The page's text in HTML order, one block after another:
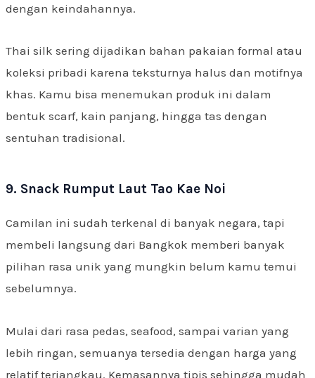
dengan keindahannya.
Thai silk sering dijadikan bahan pakaian formal atau
koleksi pribadi karena teksturnya halus dan motifnya
khas. Kamu bisa menemukan produk ini dalam
bentuk scarf, kain panjang, hingga tas dengan
sentuhan tradisional.
9. Snack Rumput Laut Tao Kae Noi
Camilan ini sudah terkenal di banyak negara, tapi
membeli langsung dari Bangkok memberi banyak
pilihan rasa unik yang mungkin belum kamu temui
sebelumnya.
Mulai dari rasa pedas, seafood, sampai varian yang
lebih ringan, semuanya tersedia dengan harga yang
relatif terjangkau. Kemasannya tipis sehingga mudah